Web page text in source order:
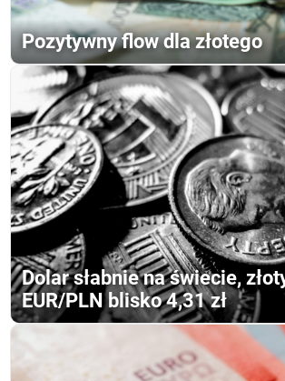
Pozytywny flow dla złotego
Dolar słabnie na świecie,
EUR/PLN blisko 4,31 zł